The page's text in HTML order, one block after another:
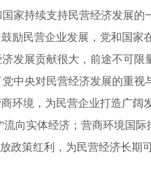
家持续支持民营经济发展的
励民营企业发展，党和国家
发展贡献很大，前途不可限
中央对民营经济发展的重视
境，为民营企业打造广阔
向实体经济；营商环境国际
政策红利，为民营经济长期